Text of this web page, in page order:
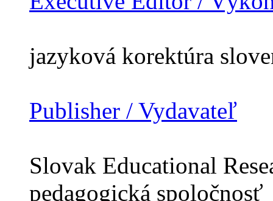
jazyková korektúra
Publisher / Vydavateľ
Slovak Educational
pedagogická spoločnosť